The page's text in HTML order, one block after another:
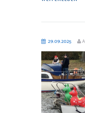
29.09.2025